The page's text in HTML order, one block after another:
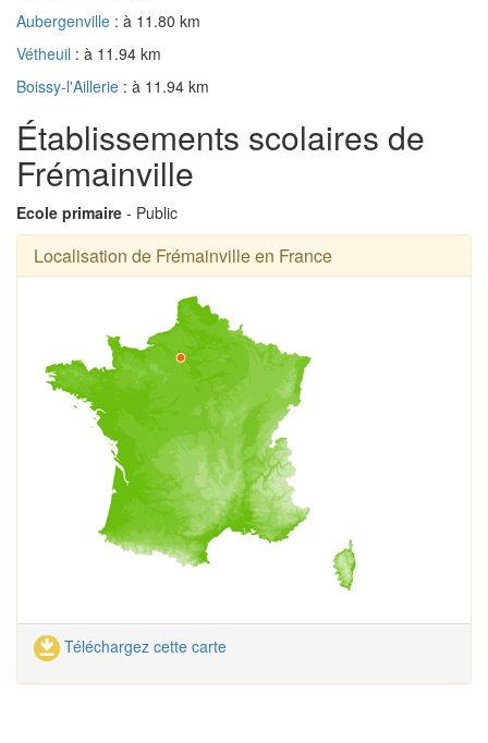
Aubergenville : à 11.80 km
Vétheuil : à 11.94 km
Boissy-l'Aillerie : à 11.94 km
Établissements scolaires de
Frémainville
Ecole primaire - Public
Localisation de Frémainville en France
Téléchargez cette carte